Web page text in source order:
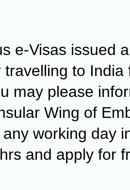
e-Visas issued
travelling to India
may please
Wing of
working day
and apply for